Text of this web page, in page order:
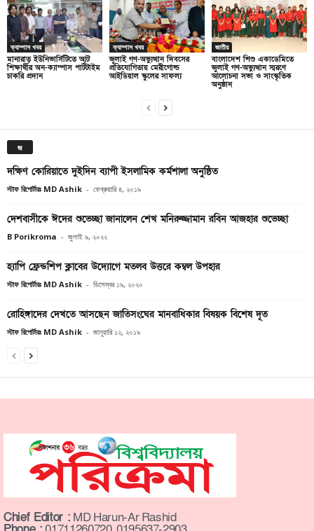
ক্যাম্পাস খবর
মানারাত ইউনিভার্সিটিতে আট
শিক্ষার্থীর অন-ক্যাম্পাস পার্টটাইম
চাকরি প্রদান
ক্যাম্পাস খবর
জুলাই গণ-অভ্যুত্থান দিবসের
প্রতিযোগিতায় মেরীগোল্ড
আইডিয়াল স্কুলের সাফল্য
জাতীয়
বাংলাদেশ শিশু একাডেমিতে
জুলাই গণ-অভ্যুত্থান স্মরণে
আলোচনা সভা ও সাংস্কৃতিক
অনুষ্ঠান
জ
দক্ষিণ কোরিয়াতে দুইদিন ব্যাপী ইসলামিক কর্মশালা অনুষ্ঠিত
স্টাফ রিপোর্টারঃ MD Ashik - ফেব্রুয়ারি ৪, ২০১৯
দেশবাসীকে ঈদের শুভেচ্ছা জানালেন শেখ মনিরুজ্জামান রবিন আজহার শুভেচ্ছা
B Porikroma - জুলাই ৯, ২০২২
হ্যাপি ফ্রেন্ডশিপ ক্লাবের উদ্যোগে মতলব উত্তরে কম্বল উপহার
স্টাফ রিপোর্টারঃ MD Ashik - ডিসেম্বর ১৯, ২০২০
রোহিঙ্গাদের দেখতে আসছেন জাতিসংঘের মানবাধিকার বিষয়ক বিশেষ দূত
স্টাফ রিপোর্টারঃ MD Ashik - জানুয়ারি ১২, ২০১৯
Chief Editor : MD Harun-Ar Rashid